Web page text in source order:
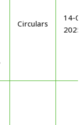
Circulars
14-
2025